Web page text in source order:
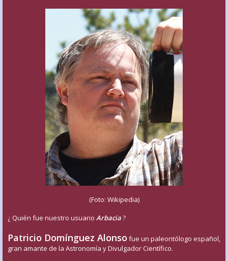
(Foto: Wikipedia)
¿ Quién fue nuestro usuario Arbacia?
Patricio Domínguez Alonso fue un paleontólogo español,
gran amante de la Astronomía y Divulgador Científico.